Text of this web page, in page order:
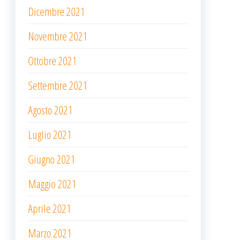
Dicembre 2021
Novembre 2021
Ottobre 2021
Settembre 2021
Agosto 2021
Luglio 2021
Giugno 2021
Maggio 2021
Aprile 2021
Marzo 2021